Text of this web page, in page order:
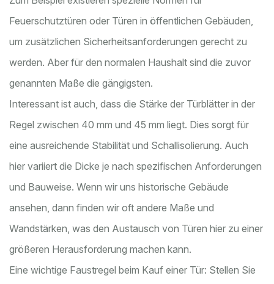
Feuerschutztüren oder Türen in öffentlichen Gebäuden,
um zusätzlichen Sicherheitsanforderungen gerecht zu
werden. Aber für den normalen Haushalt sind die zuvor
genannten Maße die gängigsten.
Interessant ist auch, dass die Stärke der Türblätter in der
Regel zwischen 40 mm und 45 mm liegt. Dies sorgt für
eine ausreichende Stabilität und Schallisolierung. Auch
hier variiert die Dicke je nach spezifischen Anforderungen
und Bauweise. Wenn wir uns historische Gebäude
ansehen, dann finden wir oft andere Maße und
Wandstärken, was den Austausch von Türen hier zu einer
größeren Herausforderung machen kann.
Eine wichtige Faustregel beim Kauf einer Tür: Stellen Sie